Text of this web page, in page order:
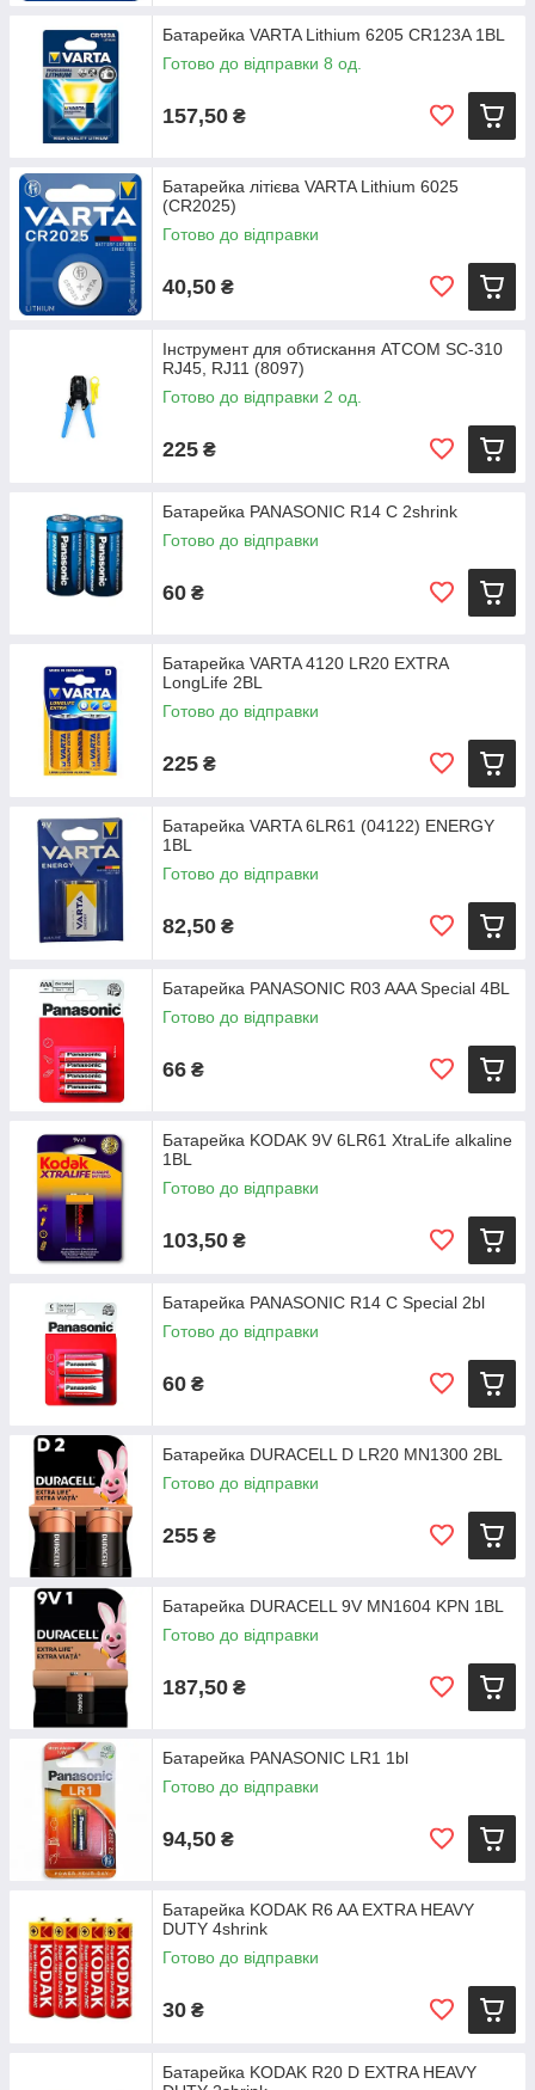
Батарейка VARTA Lithium 6205 CR123A 1BL
Готово до відправки 8 од.
157,50 ₴
Батарейка літієва VARTA Lithium 6025
(CR2025)
Готово до відправки
40,50 ₴
Iнструмент для обтискання ATCOM SC-310
RJ45, RJ11 (8097)
Готово до відправки 2 од.
225 ₴
Батарейка PANASONIC R14 C 2shrink
Готово до відправки
60 ₴
Батарейка VARTA 4120 LR20 EXTRA
LongLife 2BL
Готово до відправки
225 ₴
Батарейка VARTA 6LR61 (04122) ENERGY
1BL
Готово до відправки
82,50 ₴
Батарейка PANASONIC R03 AAA Special 4BL
Готово до відправки
66 ₴
Батарейка KODAK 9V 6LR61 XtraLife alkaline
1BL
Готово до відправки
103,50 ₴
Батарейка PANASONIC R14 C Special 2bl
Готово до відправки
60 ₴
Батарейка DURACELL D LR20 MN1300 2BL
Готово до відправки
255 ₴
Батарейка DURACELL 9V MN1604 KPN 1BL
Готово до відправки
187,50 ₴
Батарейка PANASONIC LR1 1bl
Готово до відправки
94,50 ₴
Батарейка KODAK R6 AA EXTRA HEAVY
DUTY 4shrink
Готово до відправки
30 ₴
Батарейка KODAK R20 D EXTRA HEAVY